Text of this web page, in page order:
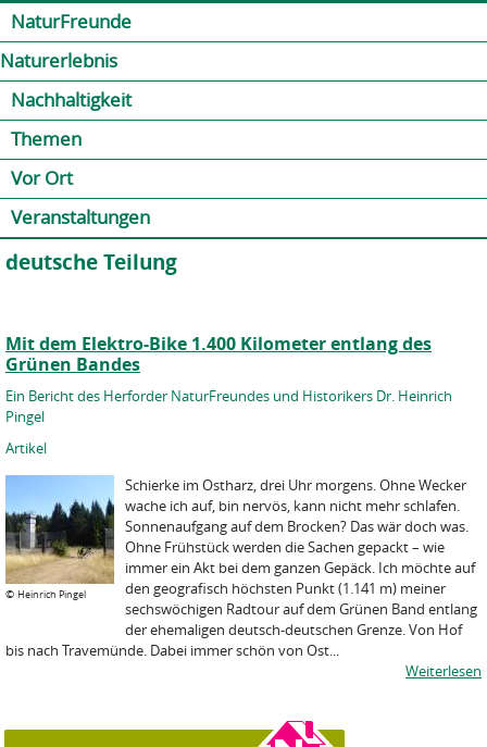
NaturFreunde
Naturerlebnis
Nachhaltigkeit
Themen
Vor Ort
Veranstaltungen
deutsche Teilung
Mit dem Elektro-Bike 1.400 Kilometer entlang des
Grünen Bandes
Ein Bericht des Herforder NaturFreundes und Historikers Dr. Heinrich
Pingel
Artikel
© Heinrich Pingel
Schierke im Ostharz, drei Uhr morgens. Ohne Wecker
wache ich auf, bin nervös, kann nicht mehr schlafen.
Sonnenaufgang auf dem Brocken? Das wär doch was.
Ohne Frühstück werden die Sachen gepackt – wie
immer ein Akt bei dem ganzen Gepäck. Ich möchte auf
den geografisch höchsten Punkt (1.141 m) meiner
sechswöchigen Radtour auf dem Grünen Band entlang
der ehemaligen deutsch-deutschen Grenze. Von Hof
bis nach Travemünde. Dabei immer schön von Ost...
Weiterlesen